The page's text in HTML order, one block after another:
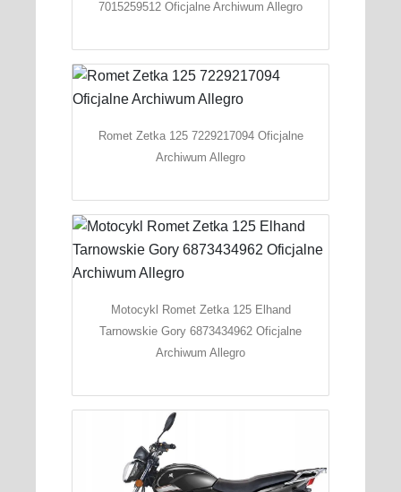
7015259512 Oficjalne Archiwum Allegro
Romet Zetka 125 7229217094 Oficjalne
Archiwum Allegro
Motocykl Romet Zetka 125 Elhand
Tarnowskie Gory 6873434962 Oficjalne
Archiwum Allegro